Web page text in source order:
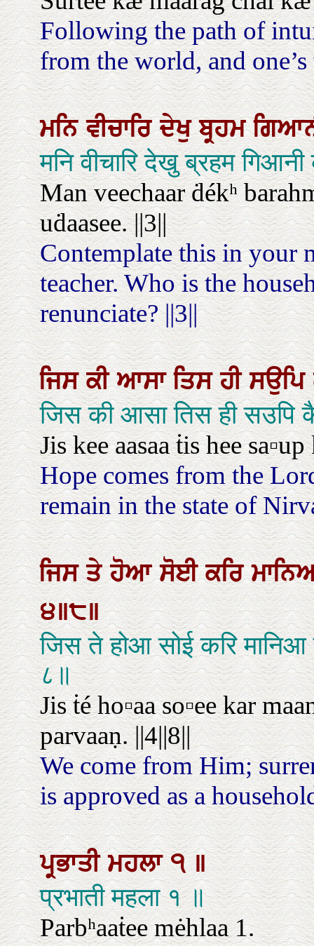
Following the path of
from the world, and
ਮਨਿਵੀਚਾਰਿਦੇਖੁਬ੍ਰਹਮ
मनि वीचारि देखु ब्रहम
Man veechaar ḋékʰ
uḋaasee. ||3||
Contemplate this in your
teacher. Who is the
renunciate? ||3||
ਜਿਸਕੀਆਸਾਤਿਸਹੀਸਉਪਿ
जिस की आसा तिस ही सउपि
Jis kee aasaa ṫis hee
Hope comes from the
remain in the state of
ਜਿਸਤੇਹੋਆਸੋਈਕਰਿ
੪॥੮॥
जिस ते होआ सोई करि मानिआ
८॥
Jis ṫé ho▫aa so▫ee kar
parvaaṇ. ||4||8||
We come from Him;
is approved as a
ਪ੍ਰਭਾਤੀਮਹਲਾ੧॥
प्रभाती महला १ ॥
Parbʰaaṫee mėhlaa 1.